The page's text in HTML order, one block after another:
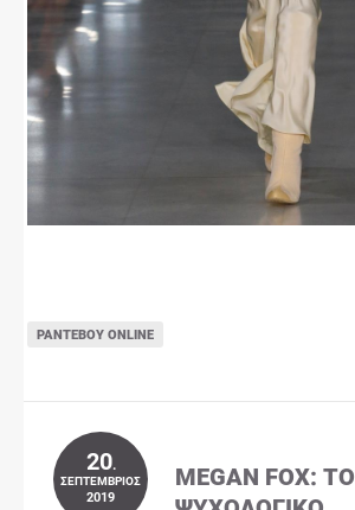
ΡΑΝΤΕΒΟΎ ONLINE
20.
ΣΕΠΤΈΜΒΡΙΟΣ
2019
MEGAN FOX: ΤΟ